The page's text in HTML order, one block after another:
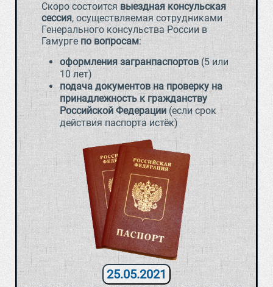
Скоро состоится выездная консульская
сессия, осуществляемая сотрудниками
Генерального консульства России в
Гамургепо вопросам:
оформления загранпаспортов (5 или
10 лет)
подача документов на проверку на
принадлежность к гражданству
Российской Федерации (если срок
действия паспорта истёк)
25.05.2021